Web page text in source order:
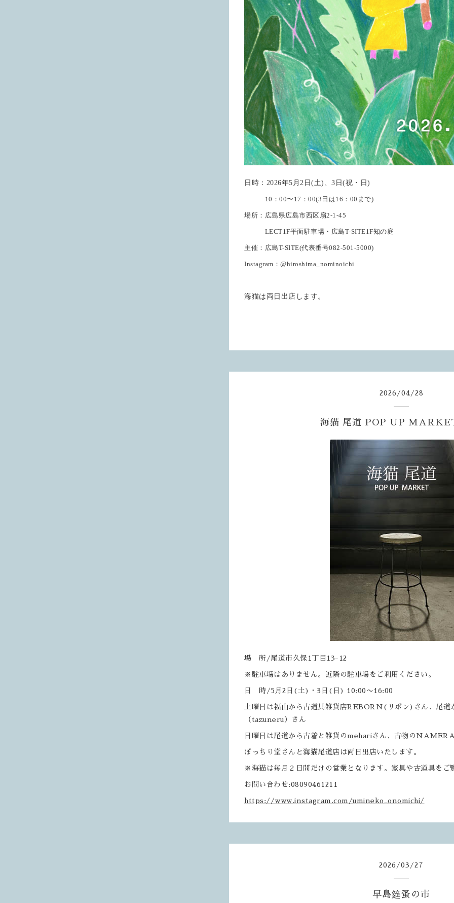
日時： 2026年5 月 2 日 (土) 、 3 日 (祝・日 )
10 ： 00〜 17 ： 00(3 日は16 ： 00 まで)
場所：広島県広島市西区扇2-1-45
LECT1F平面駐車場・広島T-SITE1F知の庭
主催：広島T-SITE(代表番号082-501-5000)
Instagram ： @hiroshima_nominoichi
海猫は両日出店します。
2026 /04 /28
海猫 尾道 POP UP
場 所/尾道市久保1丁目13-12
※駐車場はありません。近隣の駐車場をご利用ください。
日 時/5月2日(土)・3日(日) 10:00〜16:00
土曜日は福山から古道具雑貨店REBORN(リボン)さん、尾道
（tazuneru）さん
日曜日は尾道から古着と雑貨のmehariさん、古物の
ぼっちり堂さんと海猫尾道店は両日出店いたします。
※海猫は毎月２日間だけの営業となります。家具や古道具をご
お問い合わせ:08090461211
https://www.instagram.com/umineko_onomichi/
2026 /03 /27
早島筵蚤の市